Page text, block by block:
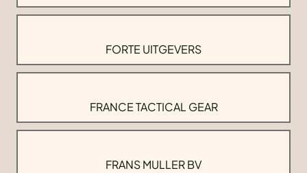
FORTE UITGEVERS
FRANCE TACTICAL GEAR
FRANS MULLER BV